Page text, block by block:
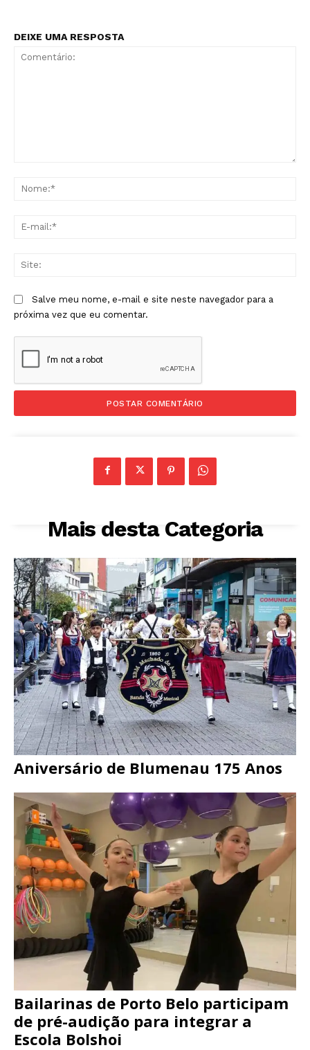
DEIXE UMA RESPOSTA
Salve meu nome, e-mail e site neste navegador para a
próxima vez que eu comentar.
Mais desta Categoria
Aniversário de Blumenau 175 Anos
Bailarinas de Porto Belo participam
de pré-audição para integrar a
Escola Bolshoi